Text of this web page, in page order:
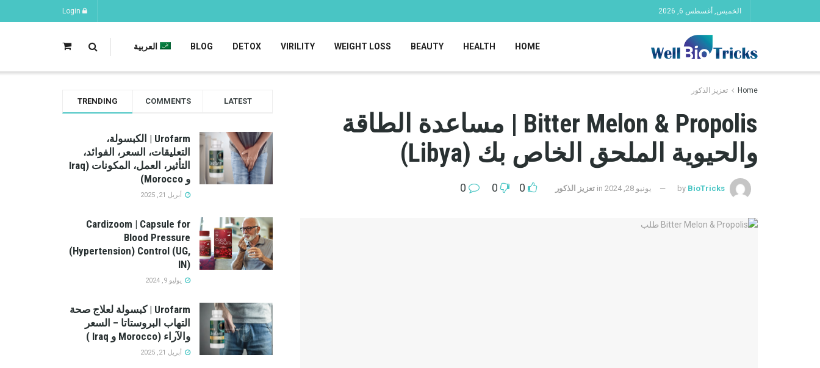
الخميس, أغسطس 6, 2026
HOME
HEALTH
BEAUTY
WEIGHT LOSS
VIRILITY
DETOX
BLOG العربية
Home تعزيز الذكور
Bitter Melon & Propolis | مساعدة الطاقة
والحيوية الملحق الخاص بك (Libya)
by BioTricks يونيو 28, 2024 in تعزيز الذكور 0
0
TRENDING COMMENTS LATEST
Urofarm | الكبسولة،
التعليقات، السعر، الفوائد،
التأثير، العمل، المكونات (Iraq
و Morocco)
أبريل 21, 2025
Cardizoom | Capsule for
Blood Pressure
(Hypertension) Control (UG,
IN)
يوليو 9, 2024
Urofarm | كبسولة لعلاج صحة
التهاب البروستاتا – السعر
والآراء (Morocco و Iraq )
أبريل 21, 2025